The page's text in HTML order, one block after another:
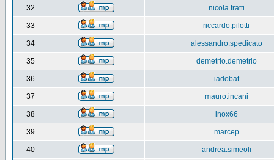
32 nicola.fratti
33 riccardo.pilotti
34 alessandro.spedicato
35 demetrio.demetrio
36 iadobat
37 mauro.incani
38 inox66
39 marcep
40 andrea.simeoli